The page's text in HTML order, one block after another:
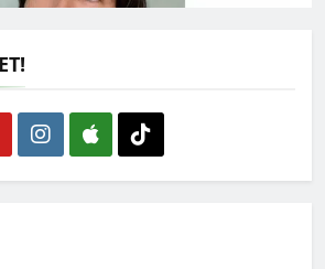
rajzolni kezd – interjú Gallé-Szpisjak